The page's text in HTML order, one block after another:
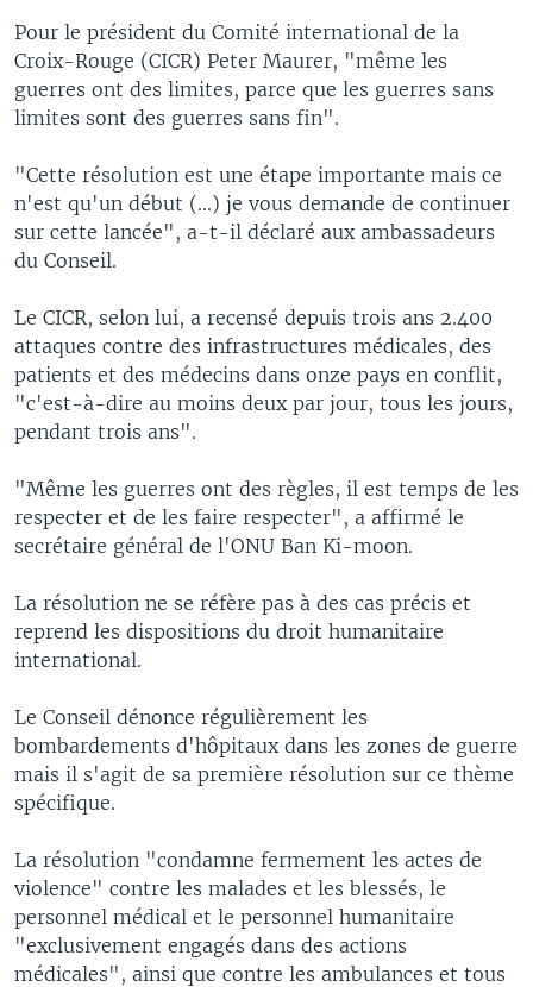
Pour le président du Comité international de la
Croix-Rouge (CICR) Peter Maurer, "même les
guerres ont des limites, parce que les guerres sans
limites sont des guerres sans fin".
"Cette résolution est une étape importante mais ce
n'est qu'un début (...) je vous demande de continuer
sur cette lancée", a-t-il déclaré aux ambassadeurs
du Conseil.
Le CICR, selon lui, a recensé depuis trois ans 2.400
attaques contre des infrastructures médicales, des
patients et des médecins dans onze pays en conflit,
"c'est-à-dire au moins deux par jour, tous les jours,
pendant trois ans".
"Même les guerres ont des règles, il est temps de les
respecter et de les faire respecter", a affirmé le
secrétaire général de l'ONU Ban Ki-moon.
La résolution ne se réfère pas à des cas précis et
reprend les dispositions du droit humanitaire
international.
Le Conseil dénonce régulièrement les
bombardements d'hôpitaux dans les zones de guerre
mais il s'agit de sa première résolution sur ce thème
spécifique.
La résolution "condamne fermement les actes de
violence" contre les malades et les blessés, le
personnel médical et le personnel humanitaire
"exclusivement engagés dans des actions
médicales", ainsi que contre les ambulances et tous